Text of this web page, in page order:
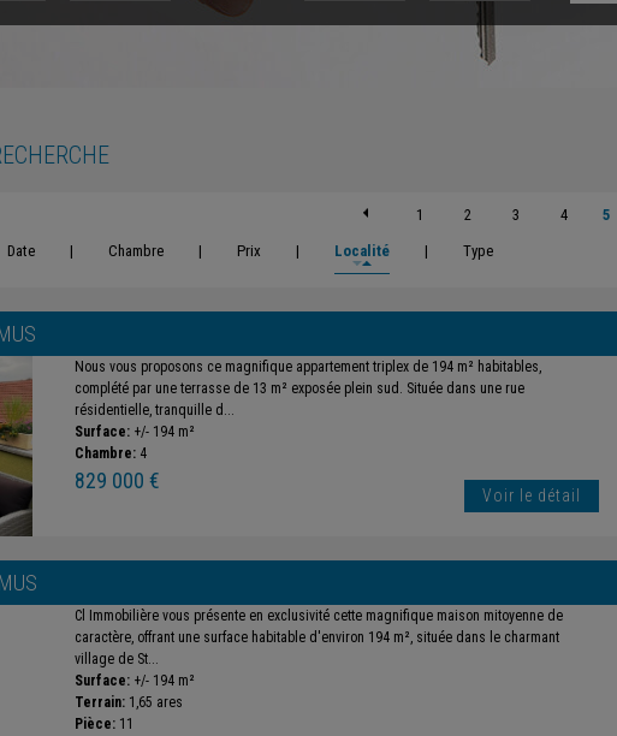
1 2 3 4
5
Date | Chambre | Prix | Localité | Type
Nous vous proposons ce magnifique appartement triplex de 194 m² habitables,
complété par une terrasse de 13 m² exposée plein sud. Située dans une rue
résidentielle, tranquille d...
Surface: +/- 194 m²
Chambre: 4
829 000 €
Voir le détail
Cl Immobilière vous présente en exclusivité cette magnifique maison mitoyenne de
caractère, offrant une surface habitable d'environ 194 m², située dans le charmant
village de St...
Surface: +/- 194 m²
Terrain: 1,65 ares
Pièce: 11